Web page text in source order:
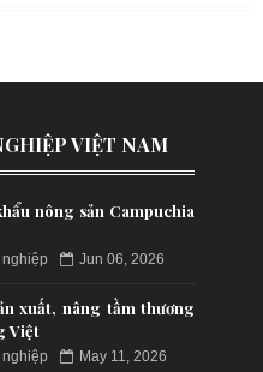
VIỆT NAM
nông sản Campuchia
Jun 06, 2026
xuất, nâng tầm thương
Việt
May 11, 2026